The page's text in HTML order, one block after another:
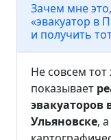
Зачем мне
«эвакуатор в
и получить
Не совсем
показывает
эвакуаторов
Ульяновске,